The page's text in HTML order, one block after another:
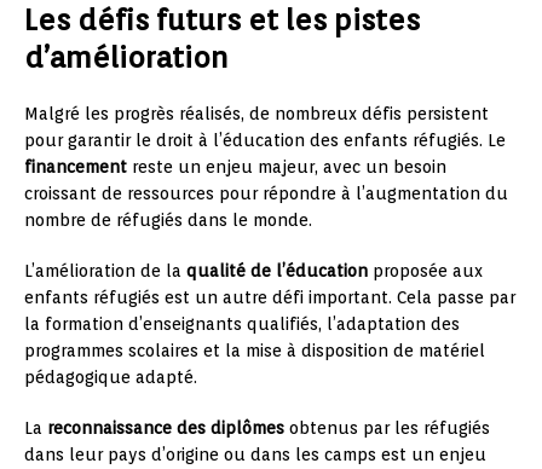
Les défis futurs et les pistes
d’amélioration
Malgré les progrès réalisés, de nombreux défis persistent
pour garantir le droit à l’éducation des enfants réfugiés. Le
financement reste un enjeu majeur, avec un besoin
croissant de ressources pour répondre à l’augmentation du
nombre de réfugiés dans le monde.
L’amélioration de la qualité de l’éducation proposée aux
enfants réfugiés est un autre défi important. Cela passe par
la formation d’enseignants qualifiés, l’adaptation des
programmes scolaires et la mise à disposition de matériel
pédagogique adapté.
La reconnaissance des diplômes obtenus par les réfugiés
dans leur pays d’origine ou dans les camps est un enjeu